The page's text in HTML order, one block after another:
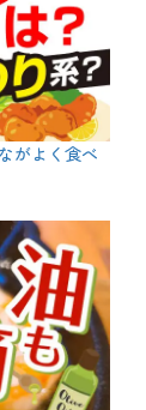
がよく食べ